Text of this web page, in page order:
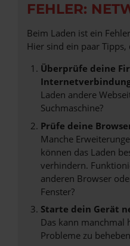
FEHLER:
Beim Laden ist ein
Hier sind ein paar
Überprüfe deine
Laden andere
Suchmaschine?
Prüfe deine
Manche
können das Laden
verhindern.
anderen Browser
Fenster?
Starte dein Gerät
Das kann manchmal
Probleme zu